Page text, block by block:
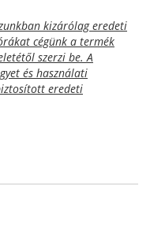
kizárólag eredeti
cégünk a termék
szerzi be. A
és használati
eredeti